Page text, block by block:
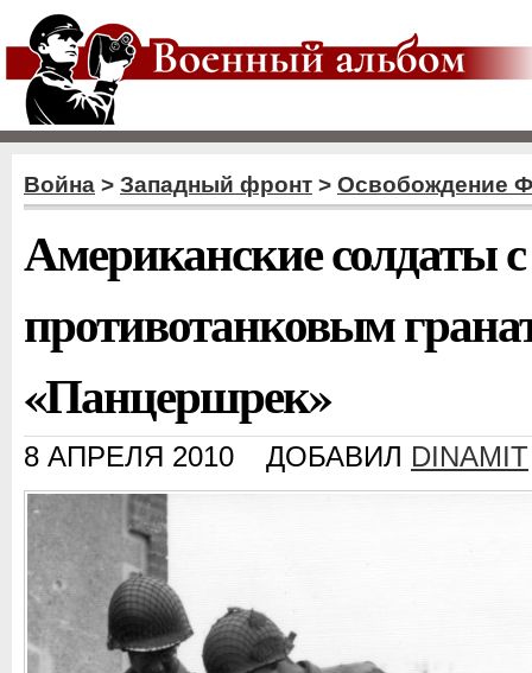
Война > Западный фронт > Освобождение
Американские солдаты
противотанковым
«Панцершрек»
8 АПРЕЛЯ 2010 ДОБАВИЛ DINAMIT